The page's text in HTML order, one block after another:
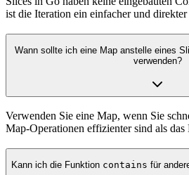
ist die Iteration ein einfacher und direkter
Wann sollte ich eine Map anstelle eines
verwenden?
Verwenden Sie eine Map, wenn Sie
Map-Operationen effizienter sind als
Kann ich die Funktion contains für